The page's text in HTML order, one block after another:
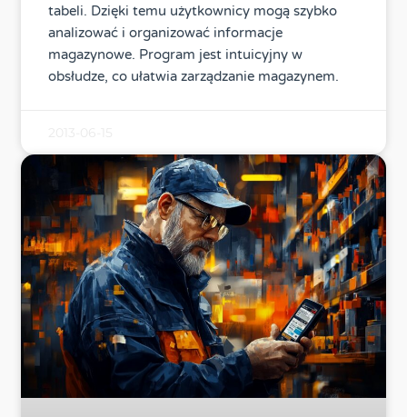
tabeli. Dzięki temu użytkownicy mogą szybko
analizować i organizować informacje
magazynowe. Program jest intuicyjny w
obsłudze, co ułatwia zarządzanie magazynem.